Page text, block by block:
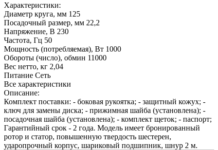
Характеристики:
Диаметр круга, мм 125
Посадочный размер, мм 22,2
Напряжение, В 230
Частота, Гц 50
Мощность (потребляемая), Вт 1000
Обороты (число), обмин 11000
Вес нетто, кг 2,04
Питание Сеть
Все характеристики
Описание:
Комплект поставки: - боковая рукоятка; - защитный кожух; -
ключ для замены диска; - прижимная шайба (установлена); -
посадочная шайба (установлена); - комплект щеток; - паспорт;
Гарантийный срок - 2 года. Модель имеет бронированный
ротор и статор, повышенную твердость шестерен,
ударопрочный корпус, шариковый подшипник, шнур 2 м.